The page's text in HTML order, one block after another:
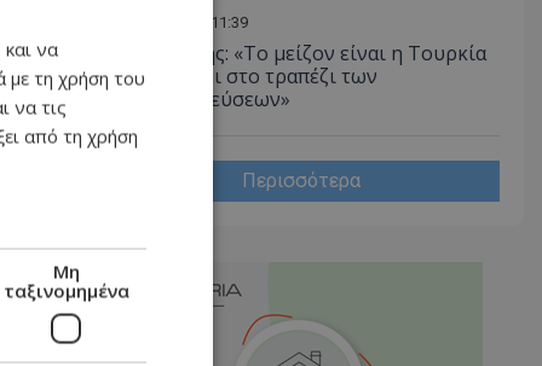
09.08.2026 - 11:39
Λετυμπιώτης: «Το μείζον είναι η Τουρκία
να επανέλθει στο τραπέζι των
διαπραγματεύσεων»
Περισσότερα
και να
με τη χρήση του
να τις
από τη χρήση
Μη
ταξινομημένα